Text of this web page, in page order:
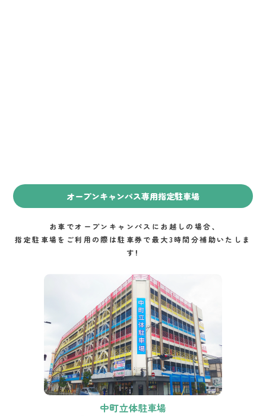
オープンキャンパス専用指定駐車場
お車でオープンキャンパスにお越しの場合、
指定駐車場をご利用の際は駐車券で最大3時間分補助いたしま
す！
中町立体駐車場